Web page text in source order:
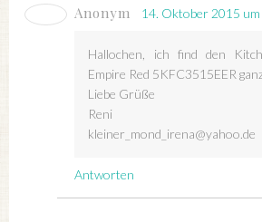
Anonym 14. Oktober 2015
Hallochen, ich find den
Empire Red 5KFC3515EER
Liebe Grüße
Reni
kleiner_mond_irena@yahoo.de
Antworten